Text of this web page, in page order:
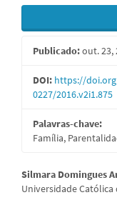
Barra
lateral
de
artigos
Publicado:out. 23,
DOI: https://
0227/2016.v2i1.875
Palavras-chave:
Família,
Conteúdo
do
Silmara Domingues
Universidade Católica